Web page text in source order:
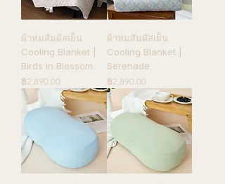
ผ้าห่มสัมผัสเย็น
Cooling Blanket |
Birds in Blossom
ราคา
฿2,890.00
ผ้าห่มสัมผัสเย็น
Cooling Blanket |
Serenade
ราคา
฿2,890.00